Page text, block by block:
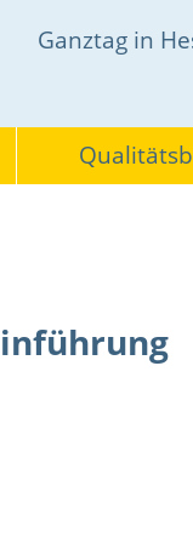
Ganztag in